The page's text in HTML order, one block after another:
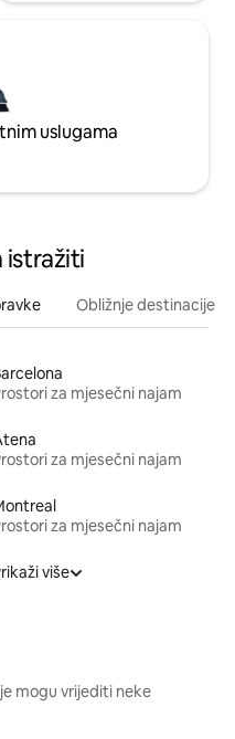
uslugama
istražiti
Obližnje destinacije
za mjesečni najam
za mjesečni najam
za mjesečni najam
više
mogu vrijediti neke